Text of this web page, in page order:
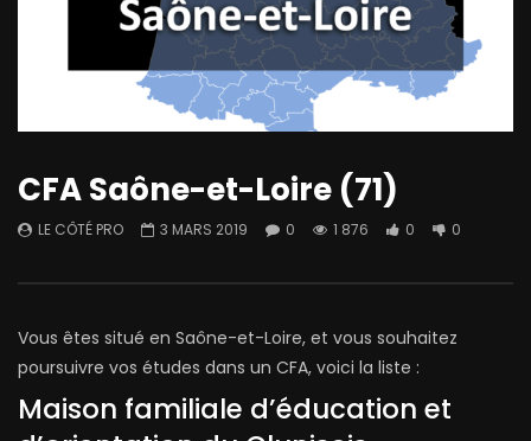
CFA Saône-et-Loire (71)
LE CÔTÉ PRO 3 MARS 2019 0 1 876 0 0
Vous êtes situé en Saône-et-Loire, et vous souhaitez
poursuivre vos études dans un CFA, voici la liste :
Maison familiale d’éducation et